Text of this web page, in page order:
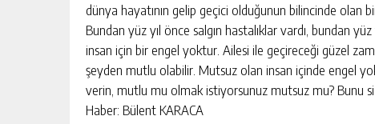
dünya hayatının gelip geçici olduğunun bilincinde olan
Bundan yüz yıl önce salgın hastalıklar vardı, bundan
insan için bir engel yoktur. Ailesi ile geçireceği güzel
şeyden mutlu olabilir. Mutsuz olan insan içinde engel
verin, mutlu mu olmak istiyorsunuz mutsuz mu? Bunu
Haber: Bülent KARACA